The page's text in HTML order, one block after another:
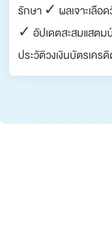
รักษา ✓ ผลเจาะเลือ
✓ อัปเดตสะสมแสตม
ประวัติวงเงินบัตรเคร